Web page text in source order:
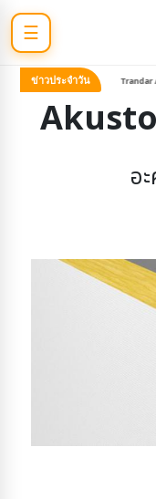
☰
ข่าวประจำวัน Trandar
อ